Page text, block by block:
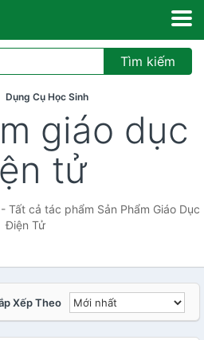
Tìm kiếm
Dụng Cụ Học Sinh
giáo dục
tử
Tất cả tác phẩm Sản Phẩm Giáo Dục
Điện Tử
Xếp Theo